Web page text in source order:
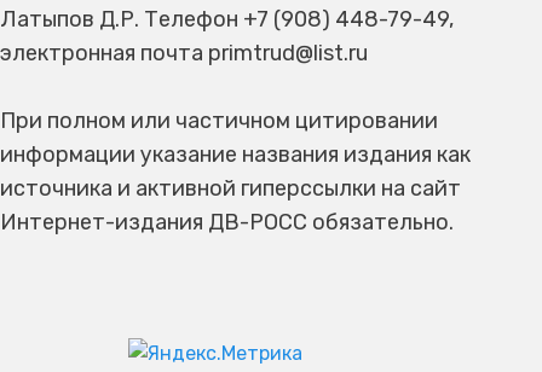
Латыпов Д.Р. Телефон +7 (908) 448-79-49,
электронная почта primtrud@list.ru
При полном или частичном цитировании
информации указание названия издания как
источника и активной гиперссылки на сайт
Интернет-издания ДВ-РОСС обязательно.